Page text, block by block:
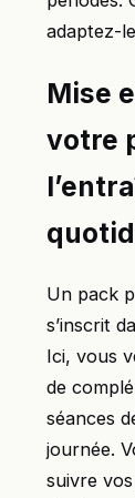
adaptez-
Mise
votre
Un pack
s’inscrit
Ici, vous
de
séances
journée.
suivre